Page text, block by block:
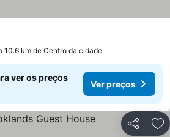
10.6 km de Centro da cidade
ver os preços
Ver preços
Partilhar